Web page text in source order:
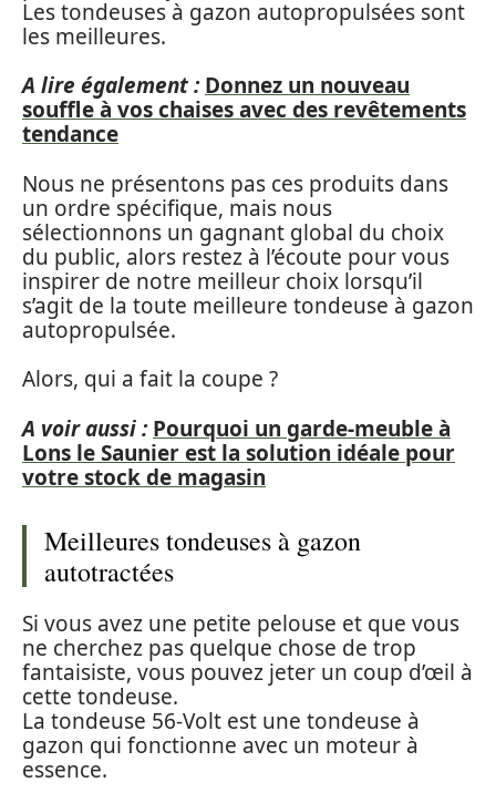
Les tondeuses à gazon autopropulsées sont
les meilleures.
A lire également : Donnez un nouveau
souffle à vos chaises avec des revêtements
tendance
Nous ne présentons pas ces produits dans
un ordre spécifique, mais nous
sélectionnons un gagnant global du choix
du public, alors restez à l’écoute pour vous
inspirer de notre meilleur choix lorsqu’il
s’agit de la toute meilleure tondeuse à gazon
autopropulsée.
Alors, qui a fait la coupe ?
A voir aussi : Pourquoi un garde-meuble à
Lons le Saunier est la solution idéale pour
votre stock de magasin
Meilleures tondeuses à gazon
autotractées
Si vous avez une petite pelouse et que vous
ne cherchez pas quelque chose de trop
fantaisiste, vous pouvez jeter un coup d’œil à
cette tondeuse.
La tondeuse 56-Volt est une tondeuse à
gazon qui fonctionne avec un moteur à
essence.